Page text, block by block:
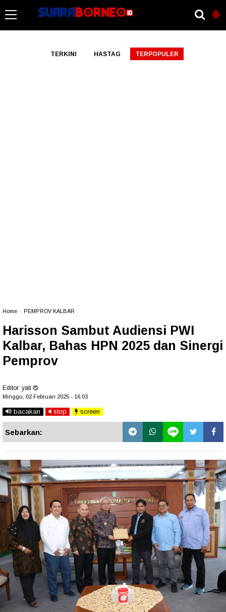
TERKINI HASTAG TERPOPULER
Home PEMPROV KALBAR
Harisson Sambut Audiensi PWI
Kalbar, Bahas HPN 2025 dan Sinergi
Pemprov
Editor: yati
Minggu, 02 Februari 2025 - 16.03
bacakan stop screen
Sebarkan: